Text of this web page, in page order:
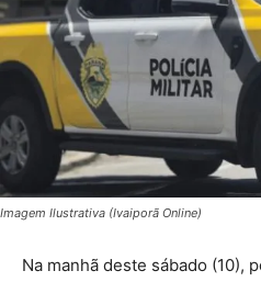
Imagem Ilustrativa (Ivaiporã Online)
Na manhã deste sábado (10),